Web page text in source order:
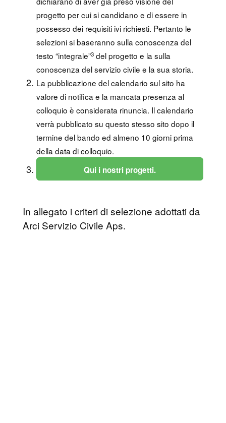
progetto per cui si candidano e di essere in
possesso dei requisiti ivi richiesti. Pertanto le
selezioni si baseranno sulla conoscenza del
testo “integrale”3del progetto e la sulla
conoscenza del servizio civile e la sua storia.
La pubblicazione del calendario sul sito ha
valore di notifica e la mancata presenza al
colloquio è considerata rinuncia. Il calendario
verrà pubblicato su questo stesso sito dopo il
termine del bando ed almeno 10 giorni prima
della data di colloquio.
Qui i nostri progetti.
In allegato i criteri di selezione adottati da
Arci Servizio Civile Aps.